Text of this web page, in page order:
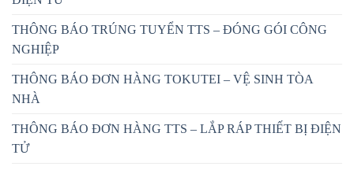
THÔNG BÁO TRÚNG TUYỂN TTS – ĐÓNG GÓI CÔNG
NGHIỆP
THÔNG BÁO ĐƠN HÀNG TOKUTEI – VỆ SINH TÒA
NHÀ
THÔNG BÁO ĐƠN HÀNG TTS – LẮP RÁP THIẾT BỊ ĐIỆN
TỬ